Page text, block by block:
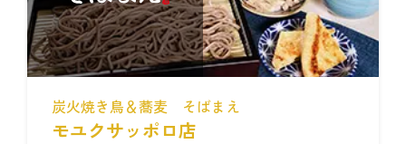
炭火焼き鳥＆蕎麦 そばまえ
モユクサッポロ店